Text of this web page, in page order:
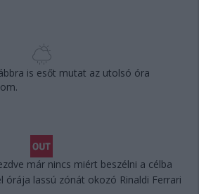
is esőt mutat az utolsó óra
már nincs miért beszélni a célba
órája lassú zónát okozó Rinaldi Ferrari